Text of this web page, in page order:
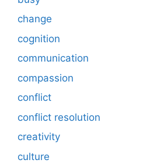
change
cognition
communication
compassion
conflict
conflict resolution
creativity
culture